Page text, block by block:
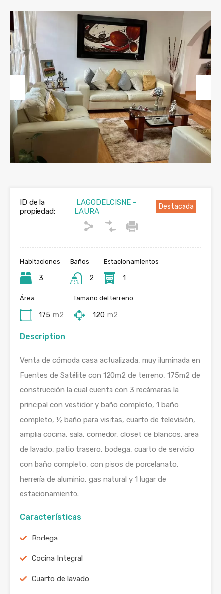
Previous Next
ID de la
propiedad:
LAGODELCISNE -
LAURA
Destacada
Habitaciones
3
Baños
2
Estacionamientos
1
Área
175 m2
Tamaño del terreno
120 m2
Description
Venta de cómoda casa actualizada, muy iluminada en
Fuentes de Satélite con 120m2 de terreno, 175m2 de
construcción la cual cuenta con 3 recámaras la
principal con vestidor y baño completo, 1 baño
completo, ½ baño para visitas, cuarto de televisión,
amplia cocina, sala, comedor, closet de blancos, área
de lavado, patio trasero, bodega, cuarto de servicio
con baño completo, con pisos de porcelanato,
herrería de aluminio, gas natural y 1 lugar de
estacionamiento.
Características
Bodega
Cocina Integral
Cuarto de lavado